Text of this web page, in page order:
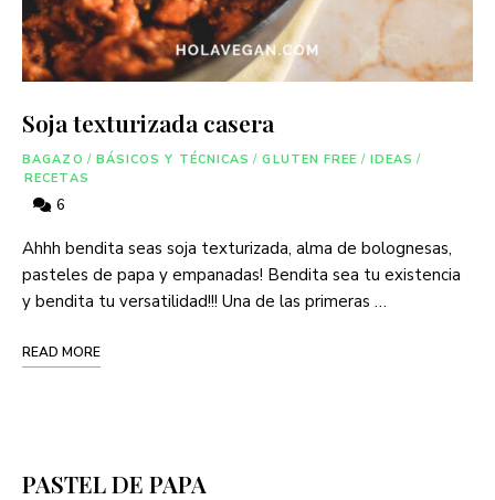
Soja texturizada casera
BAGAZO / BÁSICOS Y TÉCNICAS / GLUTEN FREE / IDEAS /
RECETAS
6
Ahhh bendita seas soja texturizada, alma de bolognesas,
pasteles de papa y empanadas! Bendita sea tu existencia
y bendita tu versatilidad!!! Una de las primeras …
READ MORE
PASTEL DE PAPA